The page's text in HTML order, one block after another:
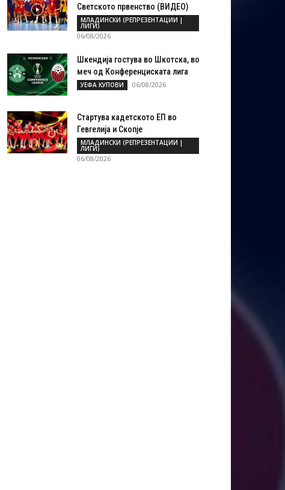
Светското првенство (ВИДЕО)
МЛАДИНСКИ (РЕПРЕЗЕНТАЦИИ |
ЛИГИ)
06/08/2026
Шкендија гостува во Шкотска, во
меч од Конференциската лига
УЕФА КУПОВИ 06/08/2026
Стартува кадетското ЕП во
Гевгелија и Скопје
МЛАДИНСКИ (РЕПРЕЗЕНТАЦИИ |
ЛИГИ)
06/08/2026